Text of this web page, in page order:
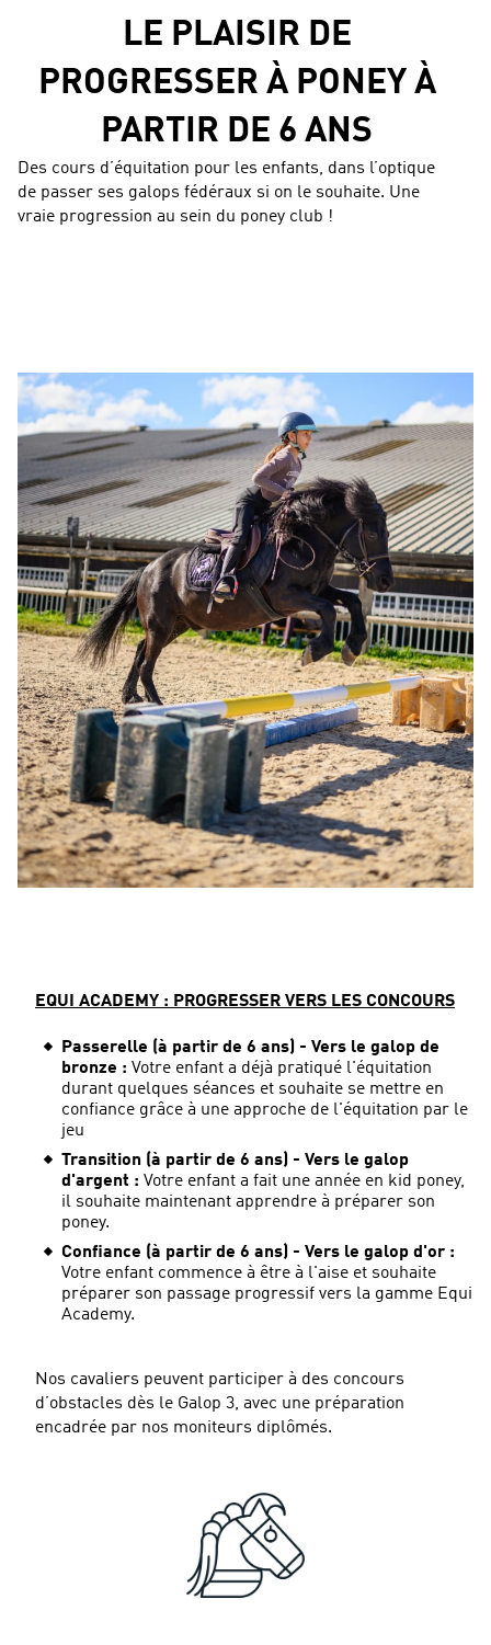
LE PLAISIR DE
PROGRESSER À PONEY À
PARTIR DE 6 ANS
Des cours d’équitation pour les enfants, dans l’optique
de passer ses galops fédéraux si on le souhaite. Une
vraie progression au sein du poney club !
EQUI ACADEMY : PROGRESSER VERS LES CONCOURS
Passerelle (à partir de 6 ans) - Vers le galop de
bronze : Votre enfant a déjà pratiqué l'équitation
durant quelques séances et souhaite se mettre en
confiance grâce à une approche de l'équitation par le
jeu
Transition (à partir de 6 ans) - Vers le galop
d'argent : Votre enfant a fait une année en kid poney,
il souhaite maintenant apprendre à préparer son
poney.
Confiance (à partir de 6 ans) - Vers le galop d'or :
Votre enfant commence à être à l'aise et souhaite
préparer son passage progressif vers la gamme Equi
Academy.
Nos cavaliers peuvent participer à des concours
d’obstacles dès le Galop 3, avec une préparation
encadrée par nos moniteurs diplômés.